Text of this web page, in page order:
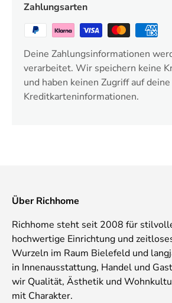
Zahlungsarten
Deine Zahlungsinformationen
verarbeitet. Wir speichern keine
und haben keinen Zugriff auf deine
Kreditkarteninformationen.
Über Richhome
Richhome steht seit 2008 für
hochwertige Einrichtung und
Wurzeln im Raum Bielefeld und
in Innenausstattung, Handel und
wir Qualität, Ästhetik und
mit Charakter.